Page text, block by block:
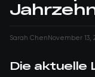
Sarah ChenNovember 13,
Die aktuelle